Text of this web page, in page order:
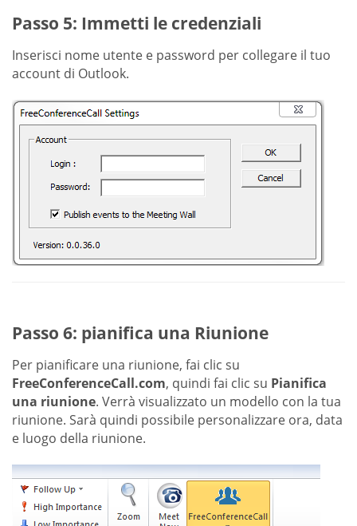
Passo 5: Immetti le credenziali
Inserisci nome utente e password per collegare il tuo
account di Outlook.
Passo 6: pianifica una Riunione
Per pianificare una riunione, fai clic su
FreeConferenceCall.com, quindi fai clic su Pianifica
una riunione. Verrà visualizzato un modello con la tua
riunione. Sarà quindi possibile personalizzare ora, data
e luogo della riunione.